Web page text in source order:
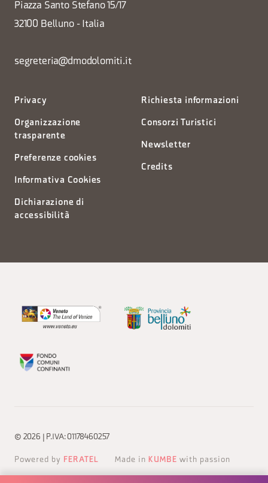
Piazza Santo Stefano 15/17
32100 Belluno - Italia
segreteria@dmodolomiti.it
Privacy
Organizzazione
trasparente
Preferenze cookies
Informativa Cookies
Dichiarazione di
accessibilità
Richiesta informazioni
Consorzi Turistici
Newsletter
Credits
© 2026 | P.IVA: 01178460257
Powered by FERATEL Made in KUMBE with passion